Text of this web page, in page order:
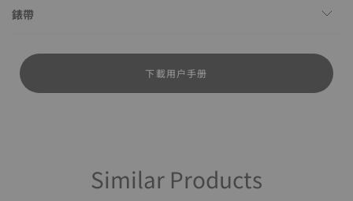
錶帶
下載用户手册
Similar Products